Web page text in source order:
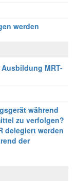
werden
MRT-
während
zu verfolgen?
delegiert werden
der